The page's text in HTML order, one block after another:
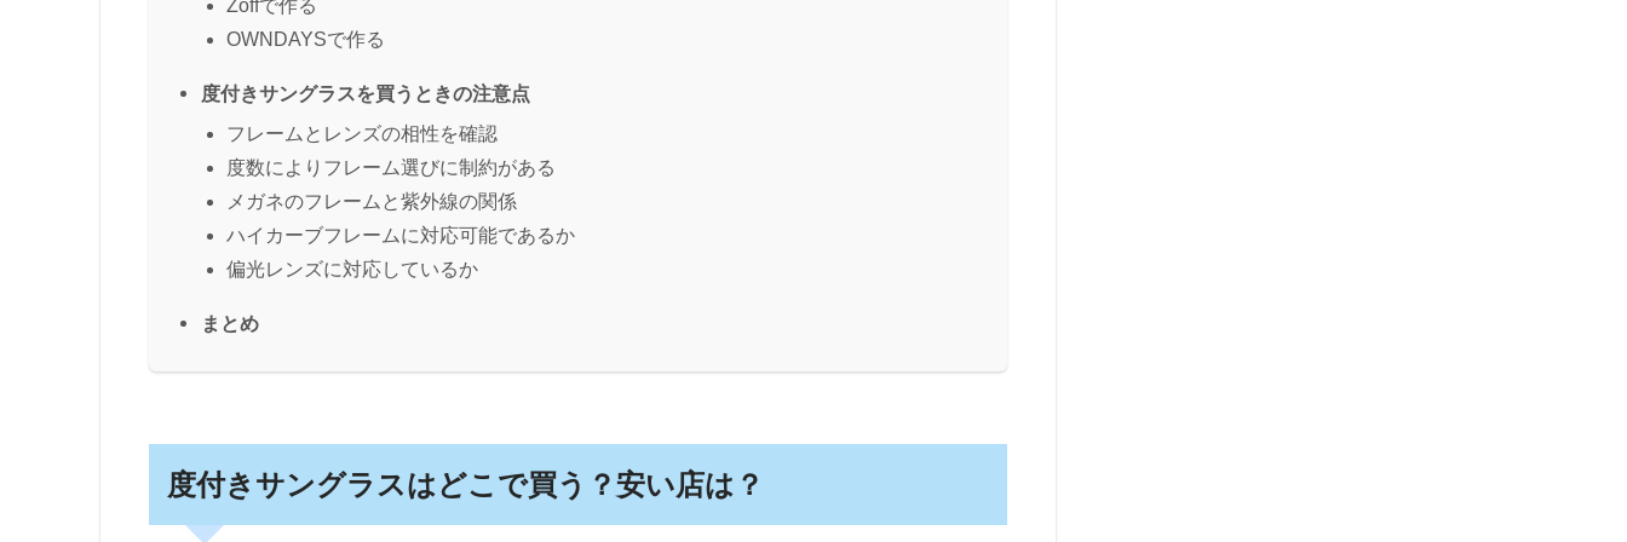
Zoffで作る
OWNDAYSで作る
度付きサングラスを買うときの注意点
フレームとレンズの相性を確認
度数によりフレーム選びに制約がある
メガネのフレームと紫外線の関係
ハイカーブフレームに対応可能であるか
偏光レンズに対応しているか
まとめ
度付きサングラスはどこで買う？安い店は？